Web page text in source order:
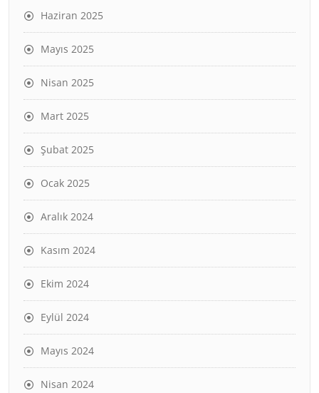
Haziran 2025
Mayıs 2025
Nisan 2025
Mart 2025
Şubat 2025
Ocak 2025
Aralık 2024
Kasım 2024
Ekim 2024
Eylül 2024
Mayıs 2024
Nisan 2024